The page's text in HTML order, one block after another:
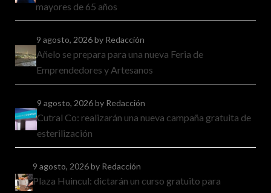
mayores de 65 años
9 agosto, 2026by Redacción
Añelo se prepara para una nueva Feria de
Emprendedores y Artesanos
9 agosto, 2026by Redacción
Cutral Co: realizarán una nueva campaña gratuita de
esterilización
9 agosto, 2026by Redacción
Plaza Huincul: dictarán un curso gratuito para